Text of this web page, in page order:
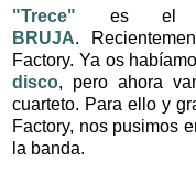
"Trece" es el
BRUJA.
Factory. Ya os
disco, pero ahora
cuarteto. Para ello y
Factory, nos pusimos
la banda.